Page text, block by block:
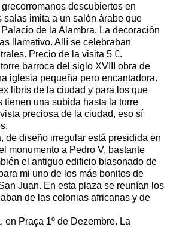
descubiertos en
salas imita a un salón árabe que
de la Alambra. La decoración
llamativo. Allí se celebraban
Precio de la visita 5 €.
barroca del siglo XVIII obra de
iglesia pequeña pero encantadora.
libris de la ciudad y para los que
tienen una subida hasta la torre
preciosa de la ciudad, eso sí
de diseño irregular está presidida en
monumento a Pedro V, bastante
el antiguo edificio blasonado de
mi uno de los más bonitos de
Juan. En esta plaza se reunían los
de las colonias africanas y de
en Praça 1º de Dezembre. La